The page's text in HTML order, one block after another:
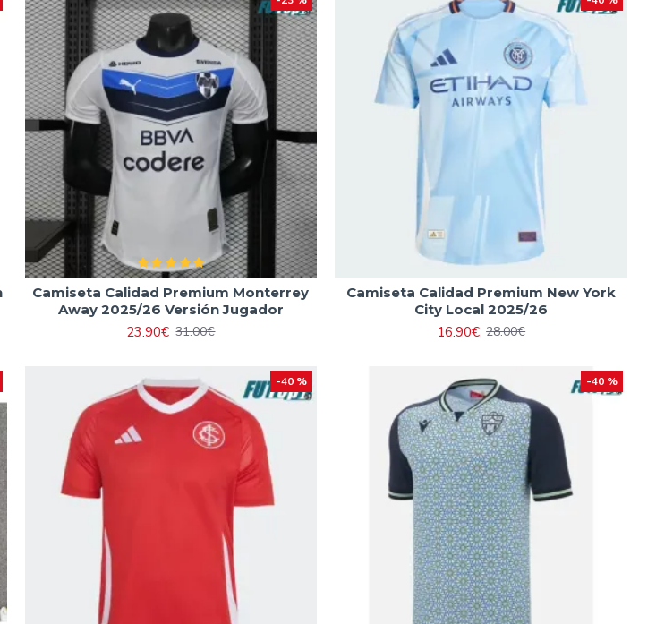
Camiseta Calidad Premium Monterrey
Away 2025/26 Versión Jugador
23.90€ 31.00€
Camiseta Calidad Premium New York
City Local 2025/26
16.90€ 28.00€
-40 % -40 %